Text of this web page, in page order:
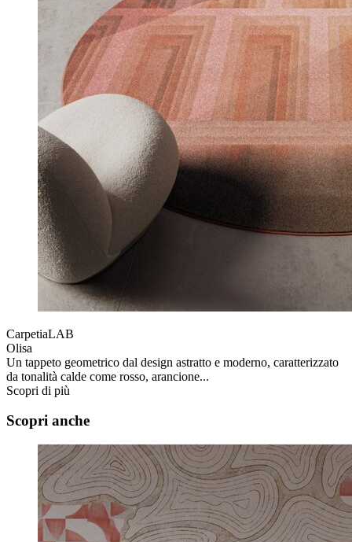
CarpetiaLAB
Olisa
Un tappeto geometrico dal design astratto e moderno, caratterizzato
da tonalità calde come rosso, arancione...
Scopri di più
Scopri anche